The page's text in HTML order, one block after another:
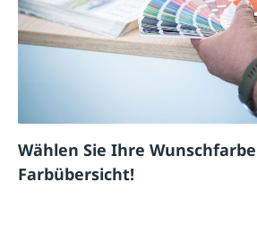
Wählen Sie Ihre
Farbübersicht!